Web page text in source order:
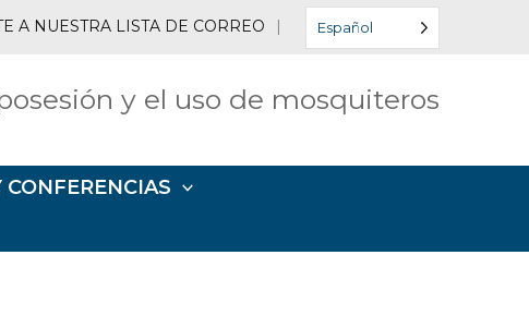
A NUESTRA LISTA DE CORREO | Español
y el uso de mosquiteros
CONFERENCIAS